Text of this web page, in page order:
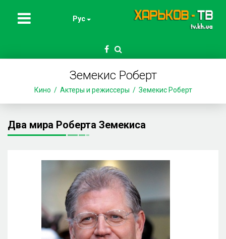
Рус
Земекис Роберт
Кино Актеры и режиссеры Земекис Роберт
Два мира Роберта Земекиса